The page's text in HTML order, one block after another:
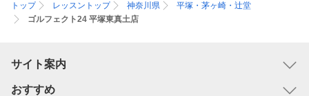
トップ レッスントップ 神奈川県
平塚・茅ヶ崎・辻堂
ゴルフェクト24 平塚東真土店
サイト案内
おすすめ